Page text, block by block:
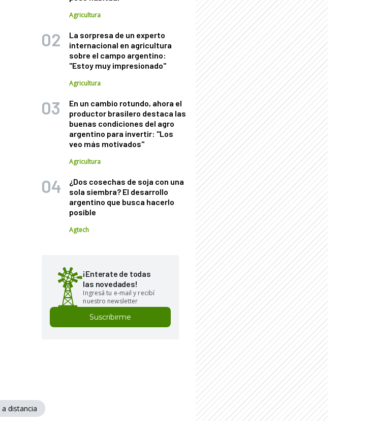
Agricultura
La sorpresa de un experto
internacional en agricultura
sobre el campo argentino:
"Estoy muy impresionado"
Agricultura
En un cambio rotundo, ahora el
productor brasilero destaca las
buenas condiciones del agro
argentino para invertir: "Los
veo más motivados"
Agricultura
¿Dos cosechas de soja con una
sola siembra? El desarrollo
argentino que busca hacerlo
posible
Agtech
¡Enterate de todas
las novedades!
Ingresá tu e-mail y recibí
nuestro newsletter
Suscribirme
distancia